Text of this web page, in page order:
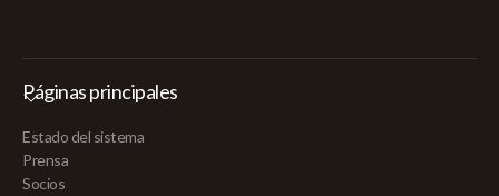
Páginas principales
Estado del sistema
Prensa
Socios